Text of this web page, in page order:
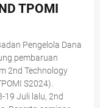
TPOMI
Pengelola Dana
pembaruan
2nd Technology
S2024).
19 Juli lalu, 2nd